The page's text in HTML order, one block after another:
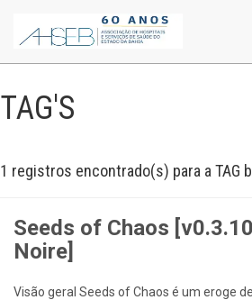
TAG'S
1 registros encontrado(s) para a TAG
Seeds of Chaos
Noire]
Visão geral Seeds of Chaos é um eroge